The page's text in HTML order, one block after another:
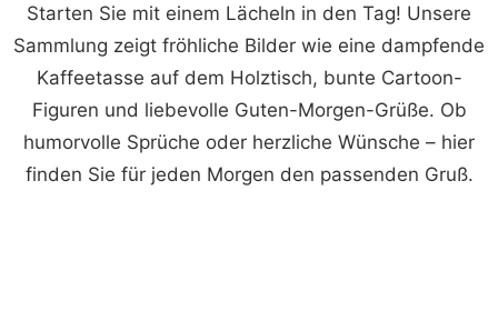
Starten Sie mit einem Lächeln in den Tag! Unsere
Sammlung zeigt fröhliche Bilder wie eine dampfende
Kaffeetasse auf dem Holztisch, bunte Cartoon-
Figuren und liebevolle Guten-Morgen-Grüße. Ob
humorvolle Sprüche oder herzliche Wünsche – hier
finden Sie für jeden Morgen den passenden Gruß.